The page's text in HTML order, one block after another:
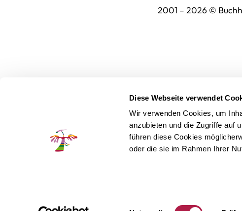
Diese Webseite verwendet
Wir verwenden Cookies, um
anzubieten und die Zugriffe auf
führen diese Cookies
oder die sie im Rahmen Ihrer
Einwilligungsauswahl
A-
2001 – 2026 ©